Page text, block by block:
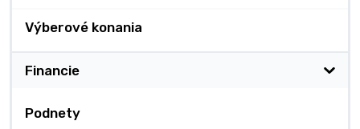
Výberové konania
Financie
Podnety